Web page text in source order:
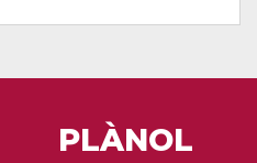
PLÀNOL